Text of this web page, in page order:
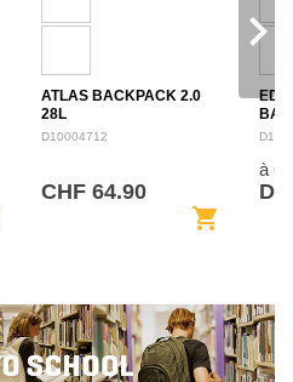
ATLAS BACKPACK 2.0
28L
D10004712
CHF 64.90
shopping_cart
à
De
navigate_next